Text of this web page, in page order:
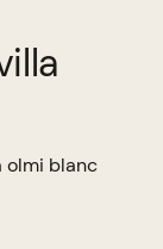
olmi blanc